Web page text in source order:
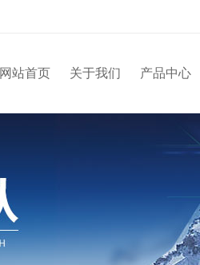
网站首页 关于我们 产品中心